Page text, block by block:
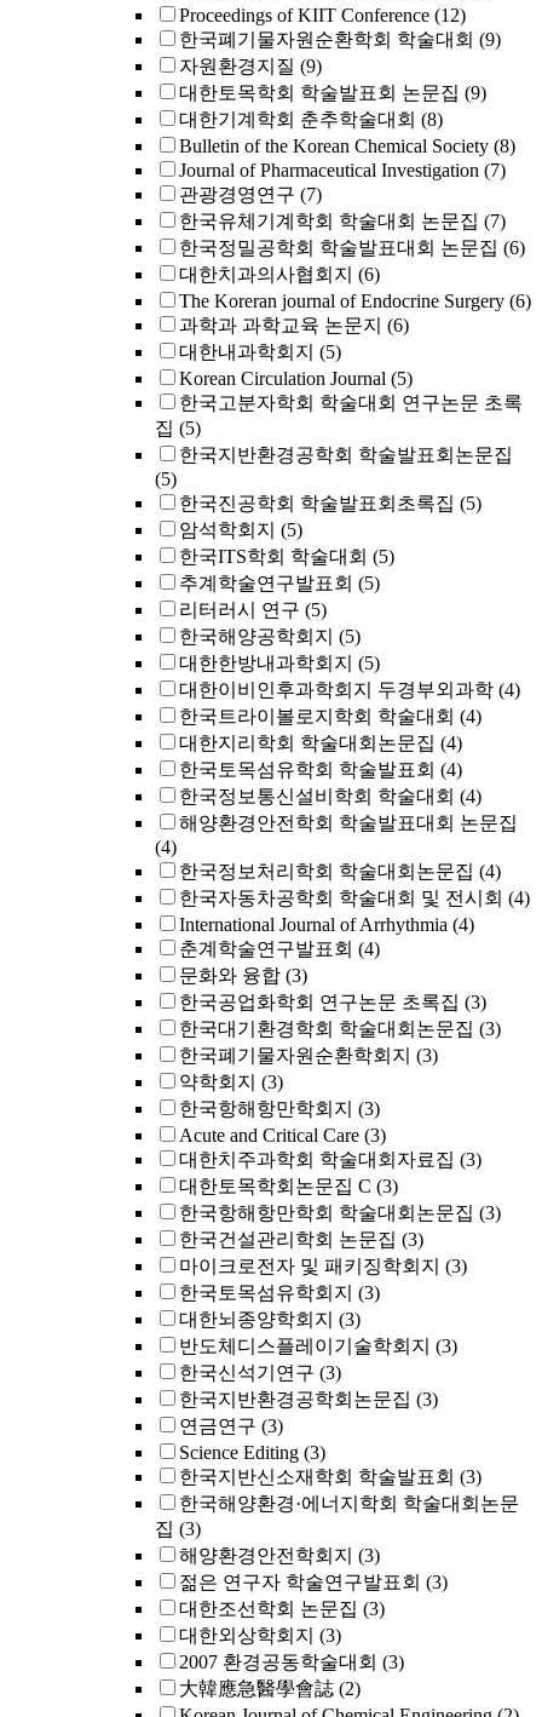
Proceedings of KIIT Conference (12)
한국폐기물자원순환학회 학술대회 (9)
자원환경지질 (9)
대한토목학회 학술발표회 논문집 (9)
대한기계학회 춘추학술대회 (8)
Bulletin of the Korean Chemical Society (8)
Journal of Pharmaceutical Investigation (7)
관광경영연구 (7)
한국유체기계학회 학술대회 논문집 (7)
한국정밀공학회 학술발표대회 논문집 (6)
대한치과의사협회지 (6)
The Koreran journal of Endocrine Surgery (6)
과학과 과학교육 논문지 (6)
대한내과학회지 (5)
Korean Circulation Journal (5)
한국고분자학회 학술대회 연구논문 초록
집 (5)
한국지반환경공학회 학술발표회논문집
(5)
한국진공학회 학술발표회초록집 (5)
암석학회지 (5)
한국ITS학회 학술대회 (5)
추계학술연구발표회 (5)
리터러시 연구 (5)
한국해양공학회지 (5)
대한한방내과학회지 (5)
대한이비인후과학회지 두경부외과학 (4)
한국트라이볼로지학회 학술대회 (4)
대한지리학회 학술대회논문집 (4)
한국토목섬유학회 학술발표회 (4)
한국정보통신설비학회 학술대회 (4)
해양환경안전학회 학술발표대회 논문집
(4)
한국정보처리학회 학술대회논문집 (4)
한국자동차공학회 학술대회 및 전시회 (4)
International Journal of Arrhythmia (4)
춘계학술연구발표회 (4)
문화와 융합 (3)
한국공업화학회 연구논문 초록집 (3)
한국대기환경학회 학술대회논문집 (3)
한국폐기물자원순환학회지 (3)
약학회지 (3)
한국항해항만학회지 (3)
Acute and Critical Care (3)
대한치주과학회 학술대회자료집 (3)
대한토목학회논문집 C (3)
한국항해항만학회 학술대회논문집 (3)
한국건설관리학회 논문집 (3)
마이크로전자 및 패키징학회지 (3)
한국토목섬유학회지 (3)
대한뇌종양학회지 (3)
반도체디스플레이기술학회지 (3)
한국신석기연구 (3)
한국지반환경공학회논문집 (3)
연금연구 (3)
Science Editing (3)
한국지반신소재학회 학술발표회 (3)
한국해양환경·에너지학회 학술대회논문
집 (3)
해양환경안전학회지 (3)
젊은 연구자 학술연구발표회 (3)
대한조선학회 논문집 (3)
대한외상학회지 (3)
2007 환경공동학술대회 (3)
大韓應急醫學會誌 (2)